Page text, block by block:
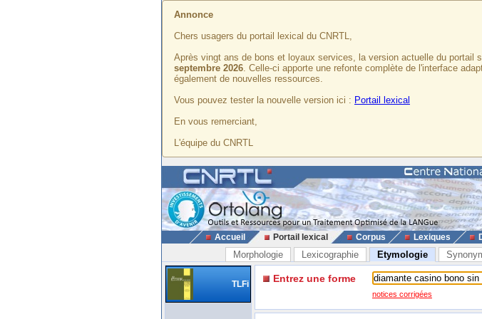
Annonce
Chers usagers du portail lexical du CNRTL,
Après vingt ans de bons et loyaux services, la version actuelle du portail
septembre 2026. Celle-ci apporte une refonte complète de l'interface
également de nouvelles ressources.
Vous pouvez tester la nouvelle version ici : Portail lexical
En vous remerciant,
L'équipe du CNRTL
Accueil Portail lexical Corpus Lexiques
Morphologie Lexicographie Etymologie
TLFi Entrez une forme
notices corrigées